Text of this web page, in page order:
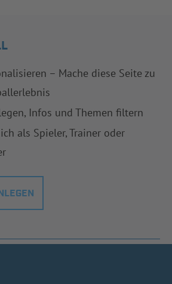
– Mache diese Seite zu
Infos und Themen filtern
als Spieler, Trainer oder